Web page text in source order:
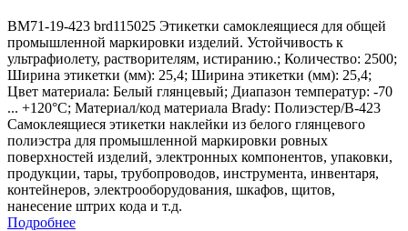
BM71-19-423 brd115025 Этикетки самоклеящиеся для общей
промышленной маркировки изделий. Устойчивость к
ультрафиолету, растворителям, истиранию.; Количество: 2500;
Ширина этикетки (мм): 25,4; Ширина этикетки (мм): 25,4;
Цвет материала: Белый глянцевый; Диапазон температур: -70
... +120°С; Материал/код материала Brady: Полиэстер/В-423
Самоклеящиеся этикетки наклейки из белого глянцевого
полиэстра для промышленной маркировки ровных
поверхностей изделий, электронных компонентов, упаковки,
продукции, тары, трубопроводов, инструмента, инвентаря,
контейнеров, электрооборудования, шкафов, щитов,
нанесение штрих кода и т.д.
Подробнее